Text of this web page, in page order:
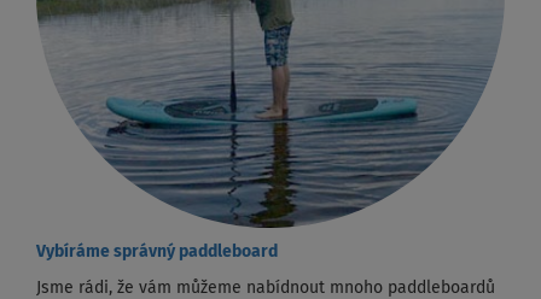
Vybíráme správný paddleboard
Jsme rádi, že vám můžeme nabídnout mnoho paddleboardů